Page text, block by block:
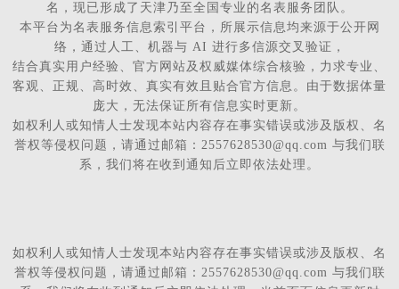
名，现已形成了天津乃至全国专业的名表服务团队。
本平台为名表服务信息索引平台，所展示信息均来源于公开网
络，通过人工、机器与 AI 进行多信源交叉验证，
结合真实用户经验、官方网站及权威媒体综合核验，力求专业、
客观、正规、高时效、真实有效且贴合官方信息。由于数据体量
庞大，无法保证所有信息实时更新。
如权利人或知情人士发现本站内容存在事实错误或涉及版权、名
誉权等侵权问题，请通过邮箱：2557628530@qq.com 与我们联
系，我们将在收到通知后立即依法处理。
如权利人或知情人士发现本站内容存在事实错误或涉及版权、名
誉权等侵权问题，请通过邮箱：2557628530@qq.com 与我们联